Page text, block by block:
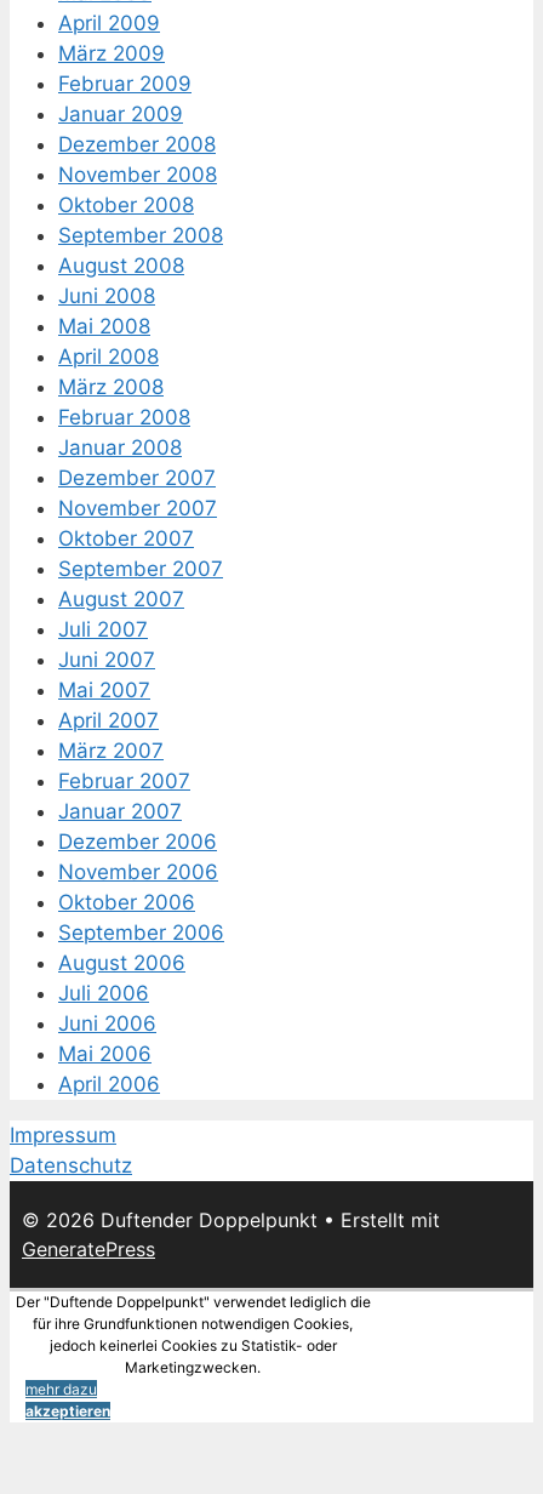
April 2009
März 2009
Februar 2009
Januar 2009
Dezember 2008
November 2008
Oktober 2008
September 2008
August 2008
Juni 2008
Mai 2008
April 2008
März 2008
Februar 2008
Januar 2008
Dezember 2007
November 2007
Oktober 2007
September 2007
August 2007
Juli 2007
Juni 2007
Mai 2007
April 2007
März 2007
Februar 2007
Januar 2007
Dezember 2006
November 2006
Oktober 2006
September 2006
August 2006
Juli 2006
Juni 2006
Mai 2006
April 2006
Impressum
Datenschutz
© 2026 Duftender Doppelpunkt • Erstellt mit
GeneratePress
Der "Duftende Doppelpunkt" verwendet lediglich die
für ihre Grundfunktionen notwendigen Cookies,
jedoch keinerlei Cookies zu Statistik- oder
Marketingzwecken.
mehr dazu
akzeptieren